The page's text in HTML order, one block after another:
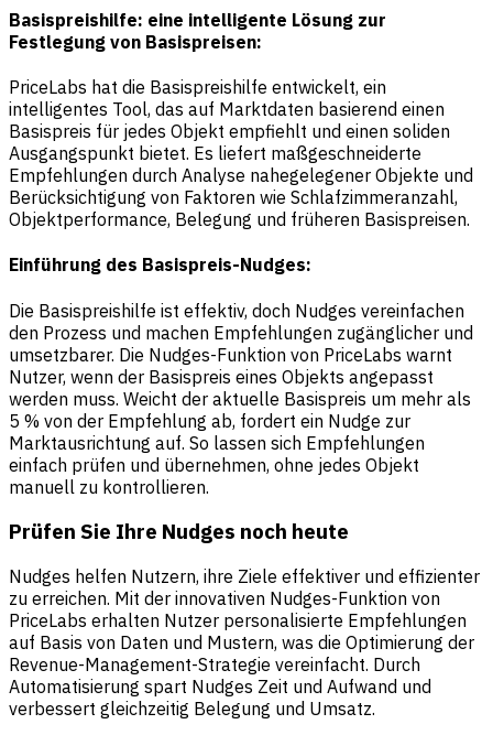
Basispreishilfe: eine intelligente Lösung zur
Festlegung von Basispreisen:
PriceLabs hat die Basispreishilfe entwickelt, ein
intelligentes Tool, das auf Marktdaten basierend einen
Basispreis für jedes Objekt empfiehlt und einen soliden
Ausgangspunkt bietet. Es liefert maßgeschneiderte
Empfehlungen durch Analyse nahegelegener Objekte und
Berücksichtigung von Faktoren wie Schlafzimmeranzahl,
Objektperformance, Belegung und früheren Basispreisen.
Einführung des Basispreis-Nudges:
Die Basispreishilfe ist effektiv, doch Nudges vereinfachen
den Prozess und machen Empfehlungen zugänglicher und
umsetzbarer. Die Nudges-Funktion von PriceLabs warnt
Nutzer, wenn der Basispreis eines Objekts angepasst
werden muss. Weicht der aktuelle Basispreis um mehr als
5 % von der Empfehlung ab, fordert ein Nudge zur
Marktausrichtung auf. So lassen sich Empfehlungen
einfach prüfen und übernehmen, ohne jedes Objekt
manuell zu kontrollieren.
Prüfen Sie Ihre Nudges noch heute
Nudges helfen Nutzern, ihre Ziele effektiver und effizienter
zu erreichen. Mit der innovativen Nudges-Funktion von
PriceLabs erhalten Nutzer personalisierte Empfehlungen
auf Basis von Daten und Mustern, was die Optimierung der
Revenue-Management-Strategie vereinfacht. Durch
Automatisierung spart Nudges Zeit und Aufwand und
verbessert gleichzeitig Belegung und Umsatz.